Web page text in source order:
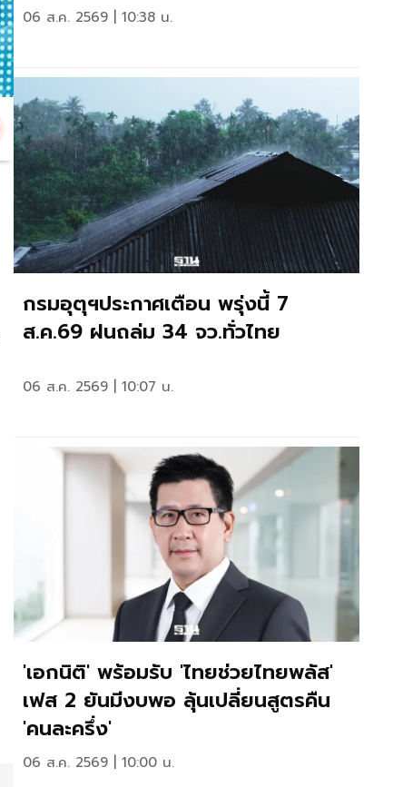
06 ส.ค. 2569 | 10:38 น.
กรมอุตุฯประกาศเตือน พรุ่งนี้ 7
ส.ค.69 ฝนถล่ม 34 จว.ทั่วไทย
06 ส.ค. 2569 | 10:07 น.
'เอกนิติ' พร้อมรับ 'ไทยช่วยไทยพลัส'
เฟส 2 ยันมีงบพอ ลุ้นเปลี่ยนสูตรคืน
'คนละครึ่ง'
06 ส.ค. 2569 | 10:00 น.